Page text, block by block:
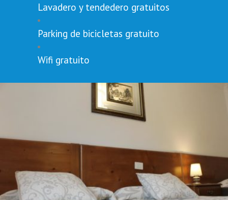
Lavadero y tendedero gratuitos
Parking de bicicletas gratuito
Wifi gratuito